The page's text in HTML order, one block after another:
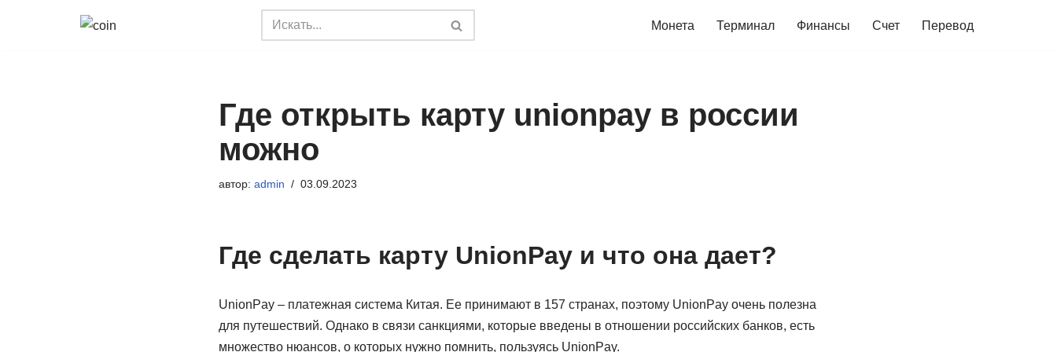
Монета Терминал Финансы Счет Перевод
Где открыть карту unionpay в россии
можно
автор: admin 03.09.2023
Где сделать карту UnionPay и что она дает?
UnionPay – платежная система Китая. Ее принимают в 157 странах, поэтому UnionPay очень полезна
для путешествий. Однако в связи санкциями, которые введены в отношении российских банков, есть
множество нюансов, о которых нужно помнить, пользуясь UnionPay.